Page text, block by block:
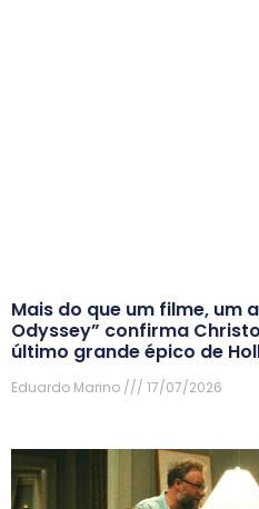
Mais do que um filme, um
Odyssey” confirma
último grande épico de
Eduardo Marino 17/07/2026